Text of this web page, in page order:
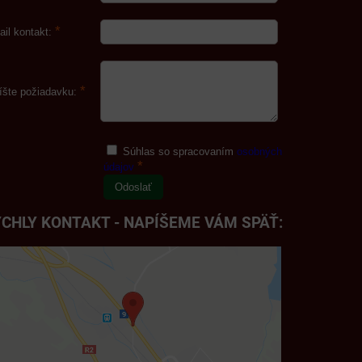
kontakt: *
požiadavku: *
Súhlas so spracovanímosobných
údajov *
Odoslať
KONTAKT - NAPÍŠEME VÁM SPÄŤ: